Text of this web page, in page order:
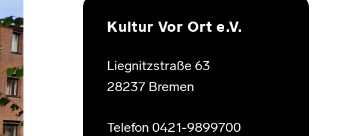
Kultur Vor Ort e.V.
Liegnitzstraße 63
28237 Bremen
Telefon 0421-9899700